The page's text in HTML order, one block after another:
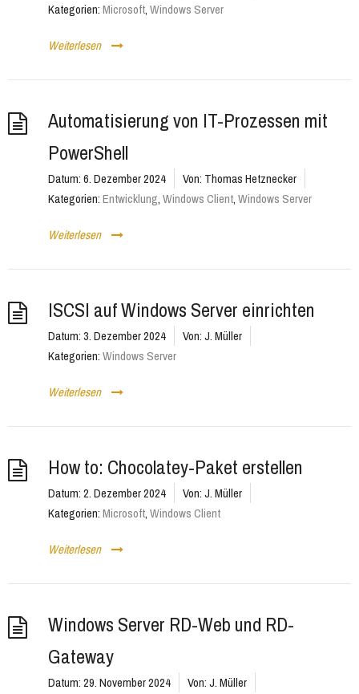
Kategorien:Microsoft,Windows Server
Weiterlesen
Automatisierung von IT-Prozessen mit
PowerShell
Datum:6. Dezember 2024 Von: Thomas Hetznecker
Kategorien:Entwicklung,Windows Client,Windows Server
Weiterlesen
ISCSI auf Windows Server einrichten
Datum:3. Dezember 2024 Von:J. Müller
Kategorien:Windows Server
Weiterlesen
How to: Chocolatey-Paket erstellen
Datum:2. Dezember 2024 Von:J. Müller
Kategorien:Microsoft,Windows Client
Weiterlesen
Windows Server RD-Web und RD-
Gateway
Datum:29. November 2024 Von:J. Müller